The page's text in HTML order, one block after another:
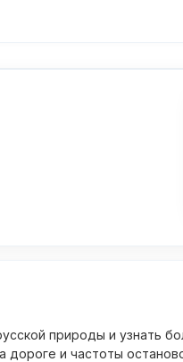
природы и узнать
дороге и частоты